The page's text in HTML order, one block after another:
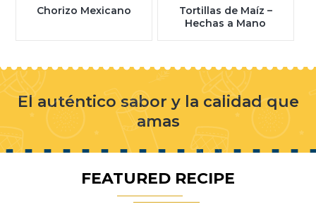
Chorizo Mexicano
Tortillas de Maíz –
Hechas a Mano
El auténtico sabor y la calidad que
amas
FEATURED RECIPE